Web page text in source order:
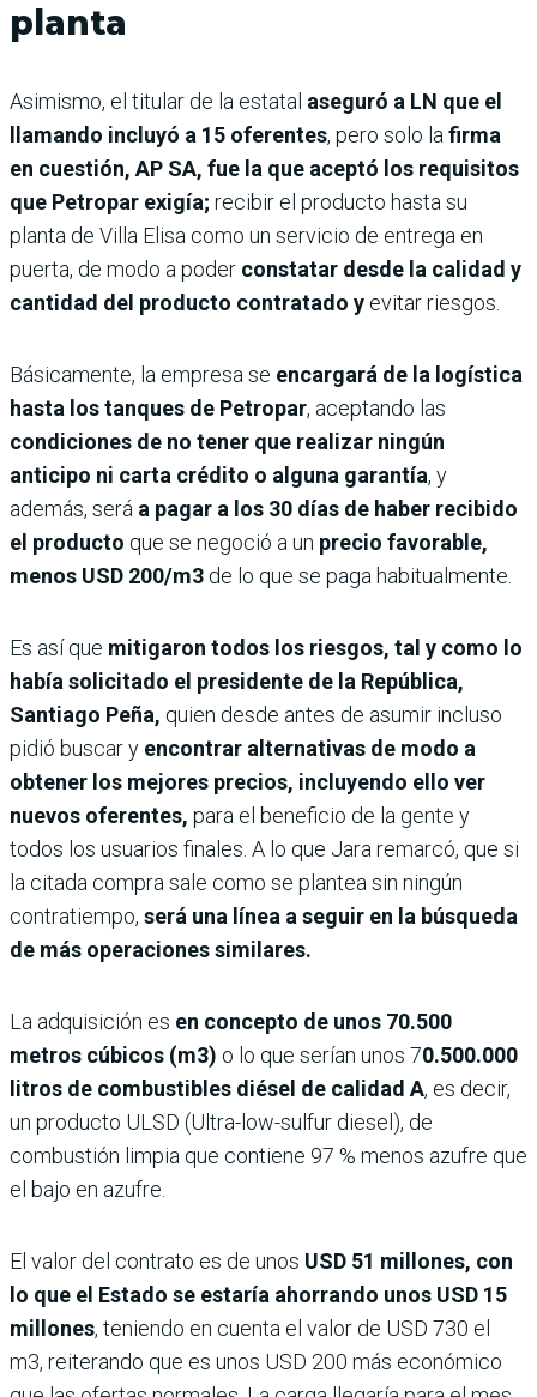
planta
Asimismo, el titular de la estatal aseguró a LN que el
llamando incluyó a 15 oferentes, pero solo la firma
en cuestión, AP SA, fue la que aceptó los requisitos
que Petropar exigía; recibir el producto hasta su
planta de Villa Elisa como un servicio de entrega en
puerta, de modo a poder constatar desde la calidad y
cantidad del producto contratado y evitar riesgos.
Básicamente, la empresa se encargará de la logística
hasta los tanques de Petropar, aceptando las
condiciones de no tener que realizar ningún
anticipo ni carta crédito o alguna garantía, y
además, será a pagar a los 30 días de haber recibido
el producto que se negoció a un precio favorable,
menos USD 200/m3 de lo que se paga habitualmente.
Es así que mitigaron todos los riesgos, tal y como lo
había solicitado el presidente de la República,
Santiago Peña, quien desde antes de asumir incluso
pidió buscar y encontrar alternativas de modo a
obtener los mejores precios, incluyendo ello ver
nuevos oferentes, para el beneficio de la gente y
todos los usuarios finales. A lo que Jara remarcó, que si
la citada compra sale como se plantea sin ningún
contratiempo, será una línea a seguir en la búsqueda
de más operaciones similares.
La adquisición es en concepto de unos 70.500
metros cúbicos (m3) o lo que serían unos 70.500.000
litros de combustibles diésel de calidad A, es decir,
un producto ULSD (Ultra-low-sulfur diesel), de
combustión limpia que contiene 97 % menos azufre que
el bajo en azufre.
El valor del contrato es de unos USD 51 millones, con
lo que el Estado se estaría ahorrando unos USD 15
millones, teniendo en cuenta el valor de USD 730 el
m3, reiterando que es unos USD 200 más económico